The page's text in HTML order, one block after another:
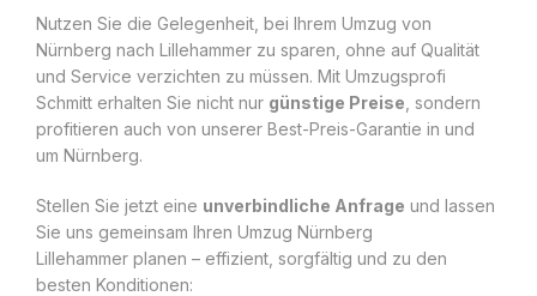
Nutzen Sie die Gelegenheit, bei Ihrem Umzug von
Nürnberg nach Lillehammer zu sparen, ohne auf Qualität
und Service verzichten zu müssen. Mit Umzugsprofi
Schmitt erhalten Sie nicht nur günstige Preise , sondern
profitieren auch von unserer Best-Preis-Garantie in und
um Nürnberg.
Stellen Sie jetzt eine unverbindliche Anfrage und lassen
Sie uns gemeinsam Ihren Umzug Nürnberg
Lillehammer planen – effizient, sorgfältig und zu den
besten Konditionen: